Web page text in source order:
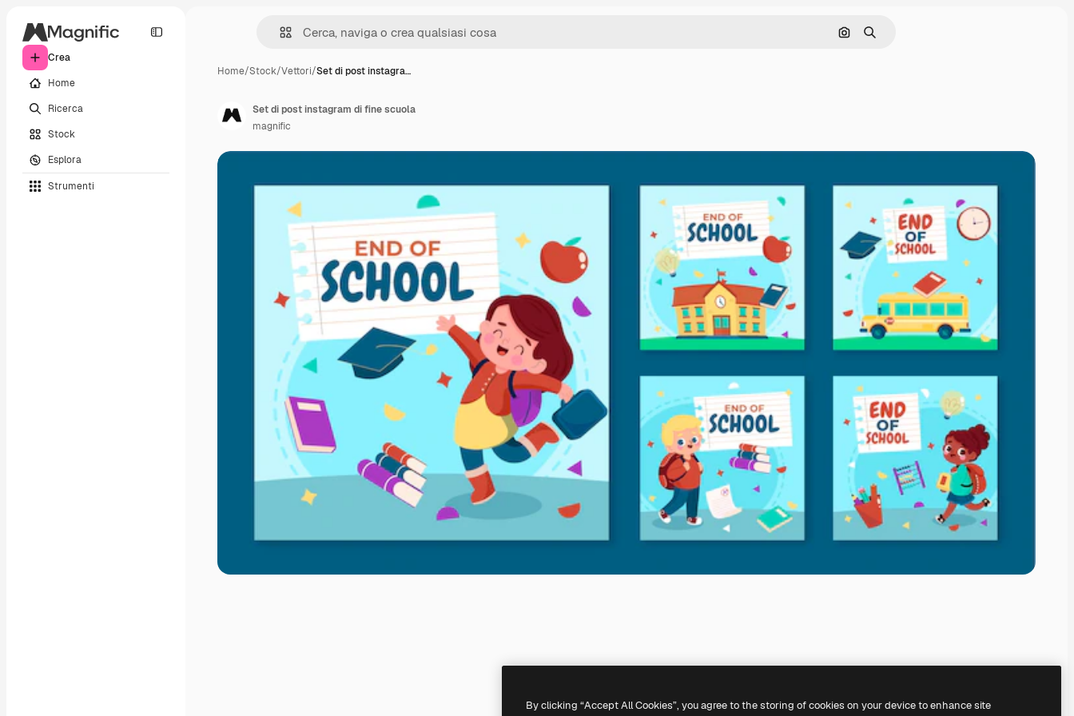
Crea
Home
Ricerca
Stock
Esplora
Strumenti
Cerca per immagine
Ricerca
Home/Stock/Vettori/Set di post instagra…
Set di post instagram di fine scuola
magnific
By clicking “Accept All Cookies”, you agree to the storing of cookies on your device to enhance site